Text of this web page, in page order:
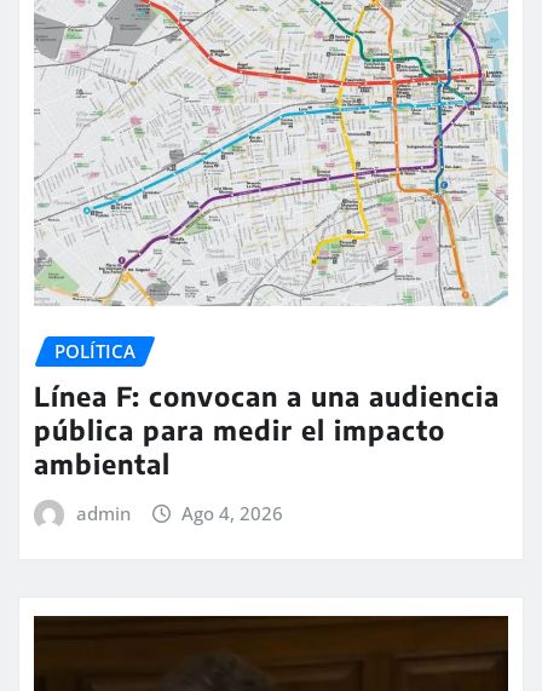
POLÍTICA
Línea F: convocan a una audiencia
pública para medir el impacto
ambiental
admin Ago 4, 2026